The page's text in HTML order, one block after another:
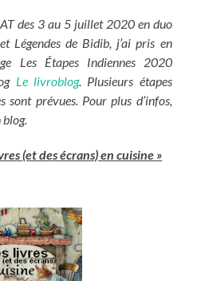
des 3 au 5 juillet 2020 en duo
Légendes de Bidib, j’ai pris en
Les Étapes Indiennes 2020
Le livroblog. Plusieurs étapes
prévues. Pour plus d’infos,
(et des écrans) en cuisine »